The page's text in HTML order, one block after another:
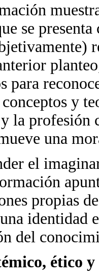
se
para
y
la profesión
una
el
propias
identidad
del
ético